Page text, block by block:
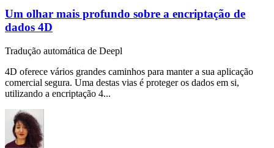
Um olhar mais profundo sobre a encriptação de
dados 4D
Tradução automática de Deepl
4D oferece vários grandes caminhos para manter a sua aplicação
comercial segura. Uma destas vias é proteger os dados em si,
utilizando a encriptação 4...